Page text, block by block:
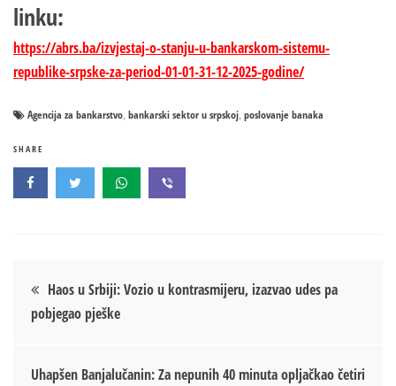
linku:
https://abrs.ba/izvjestaj-o-stanju-u-bankarskom-sistemu-
republike-srpske-za-period-01-01-31-12-2025-godine/
Agencija za bankarstvo, bankarski sektor u srpskoj, poslovanje banaka
SHARE
Кретање
чланка
Haos u Srbiji: Vozio u kontrasmijeru, izazvao udes pa
pobjegao pješke
Uhapšen Banjalučanin: Za nepunih 40 minuta opljačkao četiri